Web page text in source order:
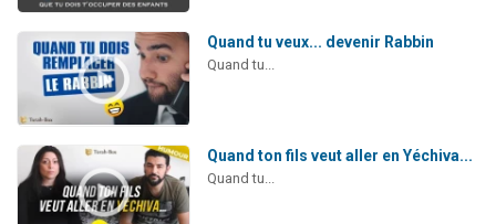
Quand tu veux... devenir Rabbin
Quand tu...
Quand ton fils veut aller en Yéchiva...
Quand tu...